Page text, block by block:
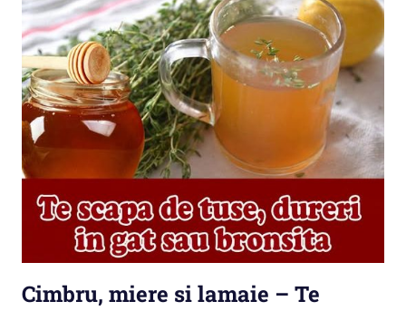
Cimbru, miere si lamaie – Te